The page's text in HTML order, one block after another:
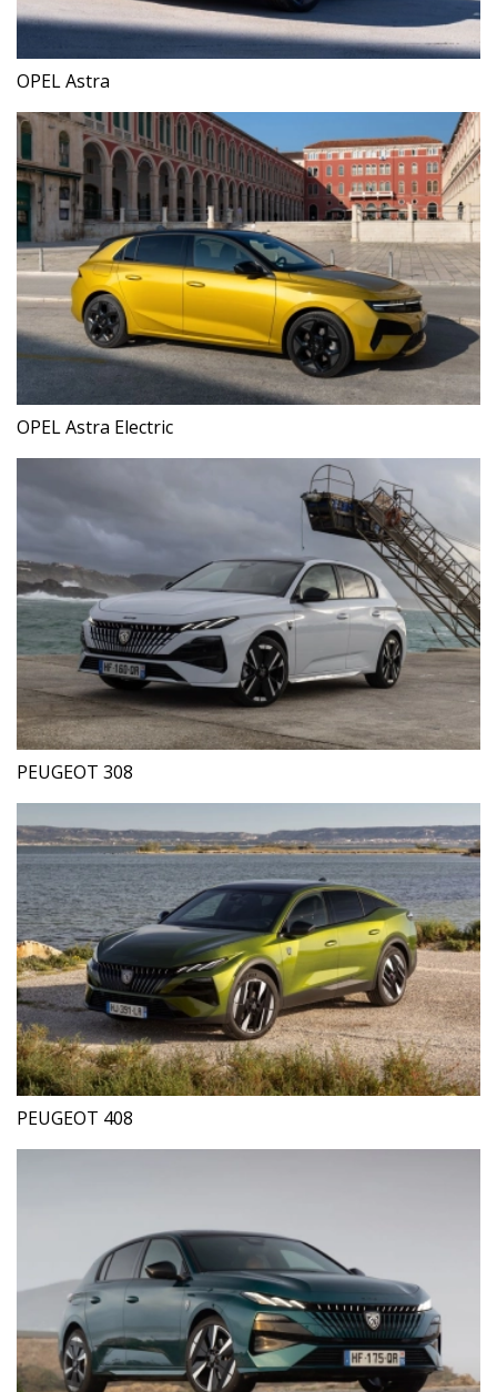
OPEL Astra
OPEL Astra Electric
PEUGEOT 308
PEUGEOT 408